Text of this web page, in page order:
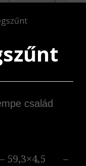
család
59,3×4,5 –